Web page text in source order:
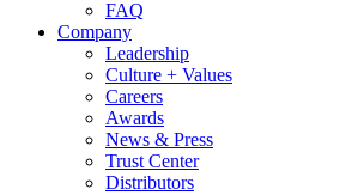
FAQ
Company
Leadership
Culture + Values
Careers
Awards
News & Press
Trust Center
Distributors